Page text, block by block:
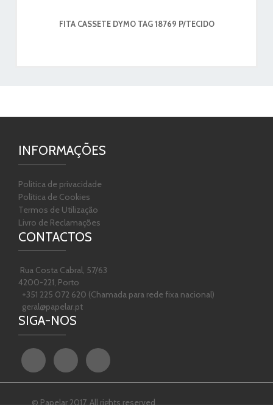
FITA CASSETE DYMO TAG 18769 P/TECIDO
INFORMAÇÕES
Politica de privacidade
Política de Cookies
Termos de Utilização
Livro de Reclamações
CONTACTOS
Rua Costa Cabral, 57/63
4200-221, Porto
+351 225 072 620 (Chamada para rede fixa nacional)
geral@papelar.pt
SIGA-NOS
© Papelar 2017. All rights reserved